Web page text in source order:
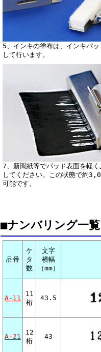
5、インキの塗布は、インキパ
して行います。
7、新聞紙等でパッド表面を軽
してください。この状態で約
可能です。
■ナンバリング一覧
品番
ケ
タ
数
文字
横幅
（mm）
A-11
11
桁
43.5
A-21
12
桁
43